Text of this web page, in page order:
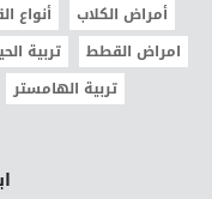
أمراض الكلاب أنواع
امراض القطط
تربية
تربية الهامستر